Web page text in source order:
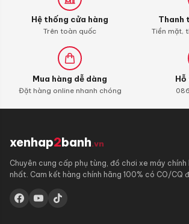
con)Hệ thống cửa hàng
Trên toàn quốc
Thanh
Tiền mặt,
Mua hàng dễ dàng
Đặt hàng online nhanh chóng
xenhap2banh.vn
Chuyên cung cấp phụ tùng, đồ chơi xe máy
nhất. Cam kết hàng chính hãng 100% có CO/CQ